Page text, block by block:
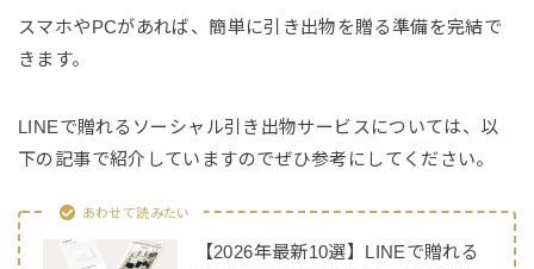
スマホやPCがあれば、簡単に引き出物を贈る準備を完結で
きます。
LINEで贈れるソーシャル引き出物サービスについては、以
下の記事で紹介していますのでぜひ参考にしてください。
あわせて読みたい
【2026年最新10選】LINEで贈れる